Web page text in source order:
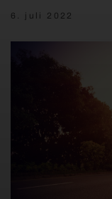
6. juli 2022